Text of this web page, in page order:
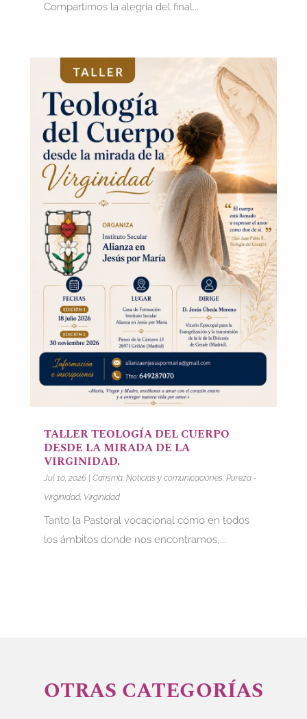
Compartimos la alegría del final...
TALLER TEOLOGÍA DEL CUERPO
DESDE LA MIRADA DE LA
VIRGINIDAD.
Jul 10, 2026| Carisma, Noticias y comunicaciones Pureza -
Virginidad, Virginidad
Tanto la Pastoral vocacional como en todos
los ámbitos donde nos encontramos,...
OTRAS CATEGORÍAS